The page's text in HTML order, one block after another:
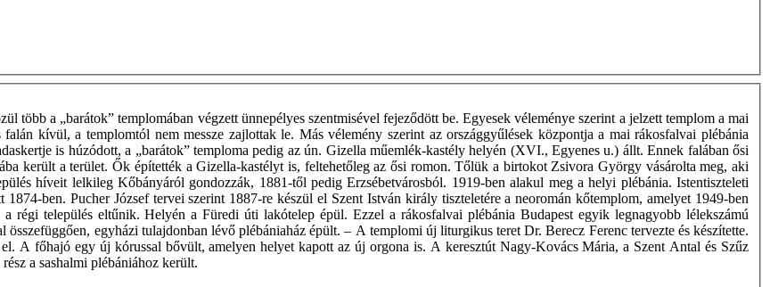
több a „barátok” templomában végzett ünnepélyes szentmisével fejeződött be. Egyesek véleménye szerint a jelzett templom a mai
kívül, a templomtól nem messze zajlottak le. Más vélemény szerint az országgyűlések központja a mai rákosfalvai plébánia
is húzódott, a „barátok” temploma pedig az ún. Gizella műemlék-kastély helyén (XVI., Egyenes u.) állt. Ennek falában ősi
került a terület. Ők építették a Gizella-kastélyt is, feltehetőleg az ősi romon. Tőlük a birtokot Zsivora György vásárolta meg, aki
híveit lelkileg Kőbányáról gondozzák, 1881-től pedig Erzsébetvárosból. 1919-ben alakul meg a helyi plébánia. Istentiszteleti
ben. Pucher József tervei szerint 1887-re készül el Szent István király tiszteletére a neoromán kőtemplom, amelyet 1949-ben
régi település eltűnik. Helyén a Füredi úti lakótelep épül. Ezzel a rákosfalvai plébánia Budapest egyik legnagyobb lélekszámú
egyházi tulajdonban lévő plébániaház épült. – A templomi új liturgikus teret Dr. Berecz Ferenc tervezte és készítette.
A főhajó egy új kórussal bővült, amelyen helyet kapott az új orgona is. A keresztút Nagy-Kovács Mária, a Szent Antal és Szűz
a sashalmi plébániához került.